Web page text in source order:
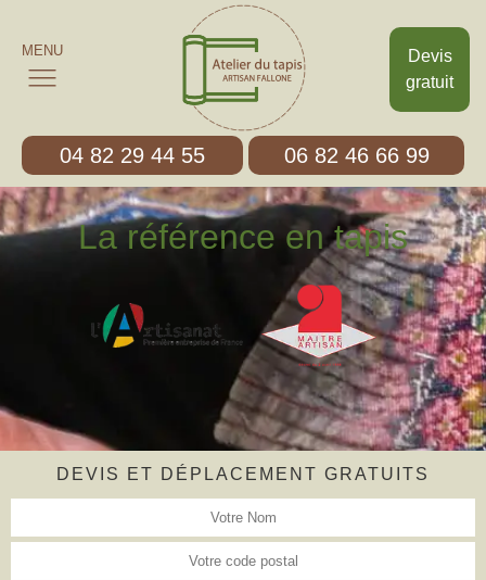
Devis
gratuit
MENU
04 82 29 44 55 06 82 46 66 99
La référence en tapis
DEVIS ET DÉPLACEMENT GRATUITS